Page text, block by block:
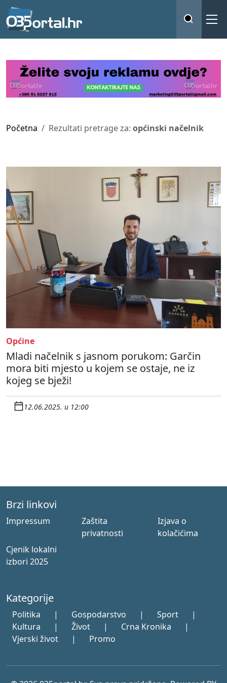
Početna Rezultati pretrage za: općinski načelnik
Općine
Mladi načelnik s jasnom porukom: Garčin
mora biti mjesto u kojem se ostaje, ne iz
kojeg se bježi!
12.06.2025. u 12:00
Brzi linkovi
Impressum
Zaštita
privatnosti
Izjava o
kolačićima
Cjenik lokalni
izbori 2025
Kategorije
Politika | Gospodarstvo | Sport
|
Kultura
| Život | Crna Kronika
|
Vjerski život
| Promo